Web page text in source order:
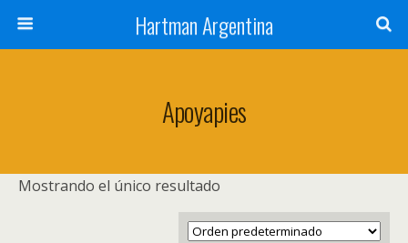
Hartman Argentina
Apoyapies
Mostrando el único resultado